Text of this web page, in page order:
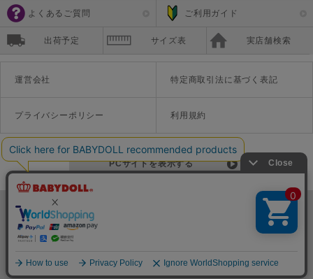
よくあるご質問 ご利用ガイド
出荷予定 サイズ表 実店舗検索
運営会社 特定商取引法に基づく表記
プライバシーポリシー 利用規約
PCサイトを表示する
©Disney ©Disney/Pixar ©Disney. Based on the "Winnie the Pooh" works by A.A. Milne and E.H. Shepard.